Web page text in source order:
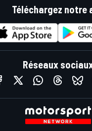
Téléchargez notre
Réseaux